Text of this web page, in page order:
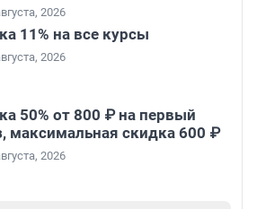
2026
11% на все курсы
2026
50% от 800 ₽ на первый
максимальная скидка 600 ₽
2026